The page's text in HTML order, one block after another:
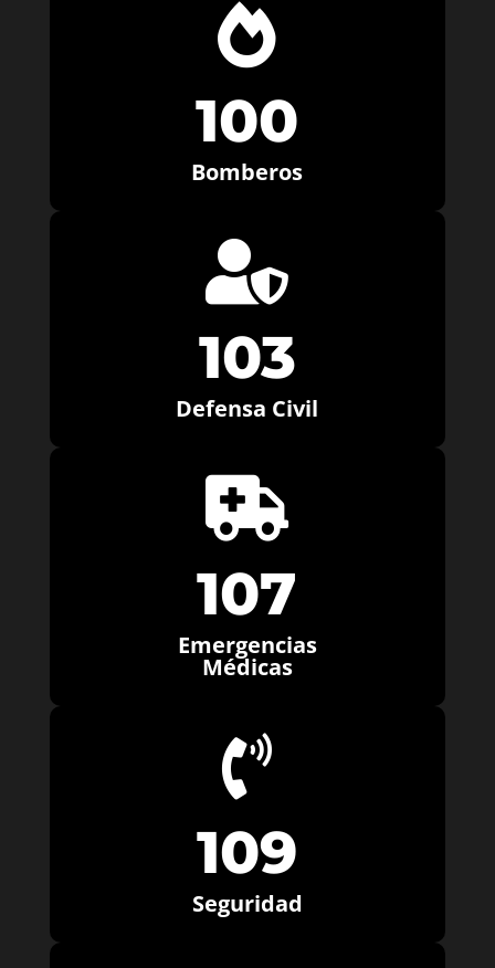

100
Bomberos

103
Defensa Civil

107
Emergencias
Médicas

109
Seguridad